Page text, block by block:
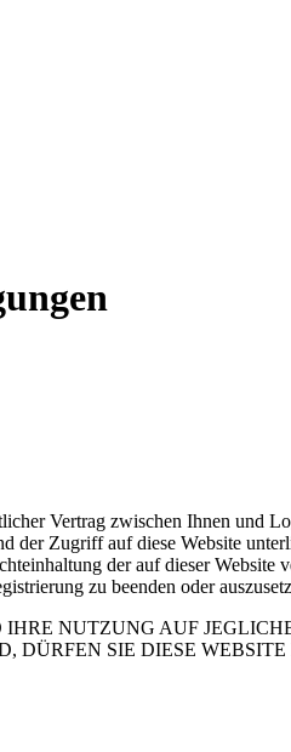
Vertrag zwischen Ihnen und
der Zugriff auf diese Website
der auf dieser
zu beenden oder
NUTZUNG AUF
DÜRFEN SIE DIESE